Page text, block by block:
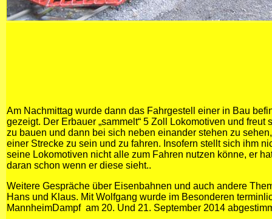
Am Nachmittag wurde dann das Fahrgestell einer in Bau
gezeigt. Der Erbauer „sammelt“ 5 Zoll Lokomotiven und freut
zu bauen und dann bei sich neben einander stehen zu
einer Strecke zu sein und zu fahren. Insofern stellt sich ihm
seine Lokomotiven nicht alle zum Fahren nutzen könne, er
daran schon wenn er diese sieht..
Weitere Gespräche über Eisenbahnen und auch andere
Hans und Klaus. Mit Wolfgang wurde im Besonderen
MannheimDampf am 20. Und 21. September 2014